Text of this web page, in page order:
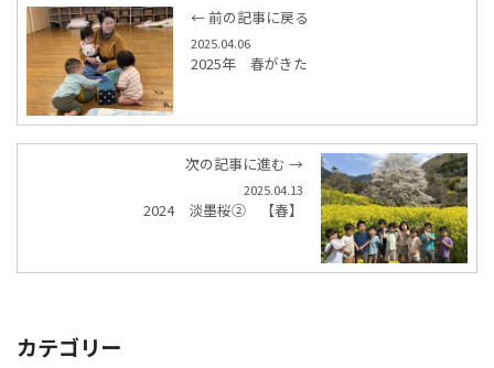
← 前の記事に戻る
2025.04.06
2025年 春がきた
次の記事に進む →
2025.04.13
2024 淡墨桜② 【春】
カテゴリー